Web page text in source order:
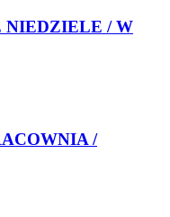
NIEDZIELE / W
/